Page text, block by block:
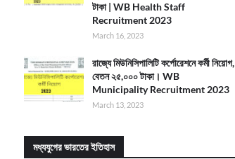
টাকা | WB Health Staff
Recruitment 2023
March 16, 2023
রাজ্যে মিউনিসিপালিটি কর্পোরেশনে কর্মী নিয়োগ,
বেতন ২৫,০০০ টাকা। WB
Municipality Recruitment 2023
March 13, 2023
মধ্যযুগের ভারতের ইতিহাস